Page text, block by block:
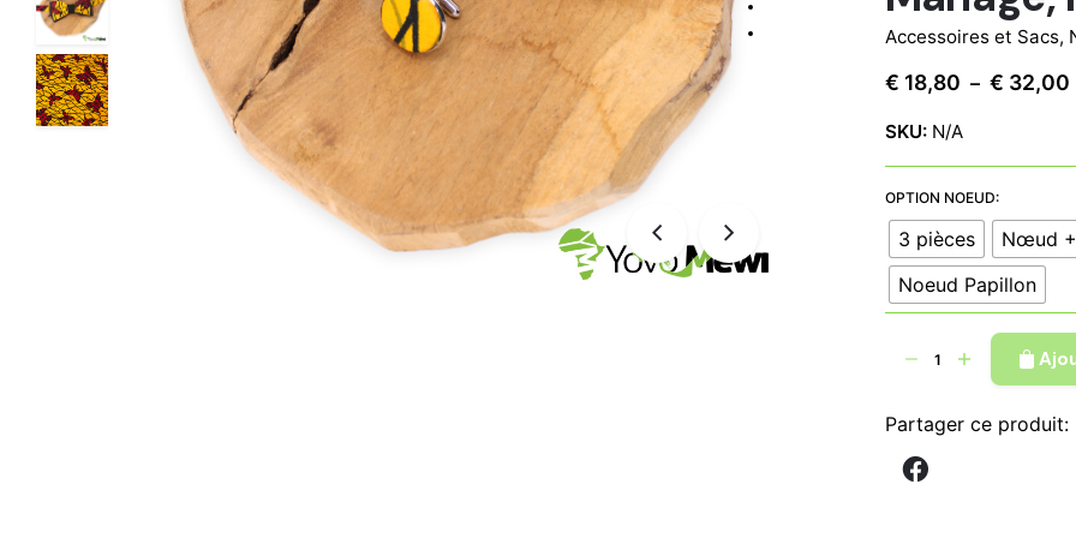
Accessoires et Sacs,
€ 18,80 – € 32,00
SKU: N/A
OPTION NOEUD:
3 pièces Nœud
Noeud Papillon
papillon
en
Partager ce produit: